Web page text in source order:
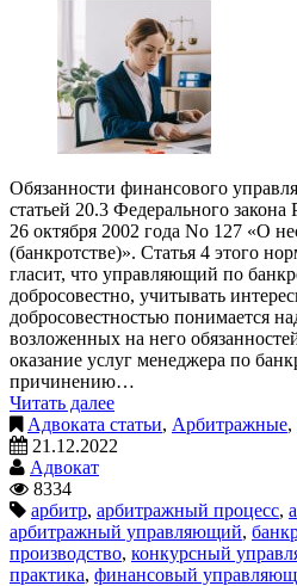
Обязанности финансового
статьей 20.3 Федерального
26 октября 2002 года No 127 «О
(банкротстве)». Статья 4 этого
гласит, что управляющий по
добросовестно, учитывать
добросовестностью понимается
возложенных на него
оказание услуг менеджера по
причинению…
Читать далее
Адвоката статьи, Арбитражные,
21.12.2022
Адвокат
8334
арбитр, арбитражный процесс,
арбитражный управляющий,
производство, конкурсный
практика, финансовый